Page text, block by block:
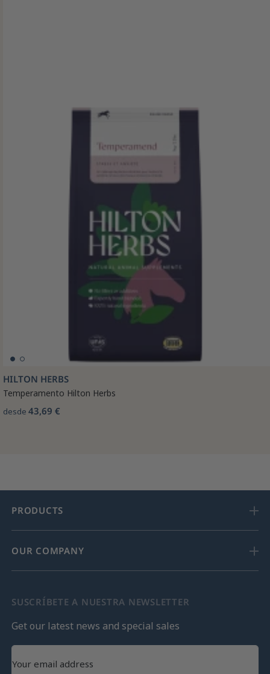
HILTON HERBS
Temperamento Hilton Herbs
desde 43,69 €
PRODUCTS
OUR COMPANY
SUSCRÍBETE A NUESTRA NEWSLETTER
Get our latest news and special sales